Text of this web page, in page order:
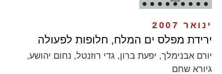
ינואר 2007
ירידת מפלס ים המלח, חלופות לפעולה
יורם אבנימלך, יפעת ברון, גדי רוזנטל, נחום יהושע,
גיורא שחם